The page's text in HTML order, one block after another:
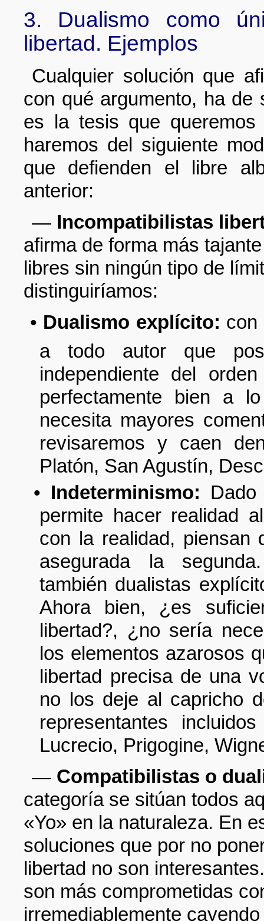
3. Dualismo como
libertad. Ejemplos
Cualquier solución que
con qué argumento, ha de
es la tesis que
haremos del siguiente
que defienden el libre
anterior:
— Incompatibilistas
afirma de forma más
libres sin ningún tipo de
distinguiríamos:
• Dualismo explícito: con
a todo autor que
independiente del
perfectamente bien a
necesita mayores
revisaremos y caen
Platón, San Agustín,
• Indeterminismo:
permite hacer realidad
con la realidad, piensan
asegurada la
también dualistas
Ahora bien, ¿es
libertad?, ¿no sería
los elementos azarosos
libertad precisa de una
no los deje al capricho
representantes
Lucrecio, Prigogine,
— Compatibilistas o
categoría se sitúan todos
«Yo» en la naturaleza. En
soluciones que por no
libertad no son
son más comprometidas
irremediablemente